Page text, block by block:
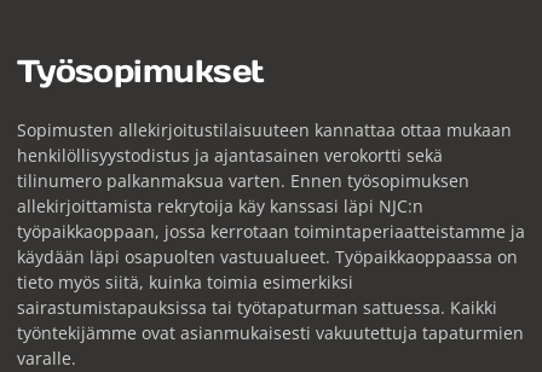
Työsopimukset
Sopimusten allekirjoitustilaisuuteen kannattaa ottaa mukaan
henkilöllisyystodistus ja ajantasainen verokortti sekä
tilinumero palkanmaksua varten. Ennen työsopimuksen
allekirjoittamista rekrytoija käy kanssasi läpi NJC:n
työpaikkaoppaan, jossa kerrotaan toimintaperiaatteistamme ja
käydään läpi osapuolten vastuualueet. Työpaikkaoppaassa on
tieto myös siitä, kuinka toimia esimerkiksi
sairastumistapauksissa tai työtapaturman sattuessa. Kaikki
työntekijämme ovat asianmukaisesti vakuutettuja tapaturmien
varalle.